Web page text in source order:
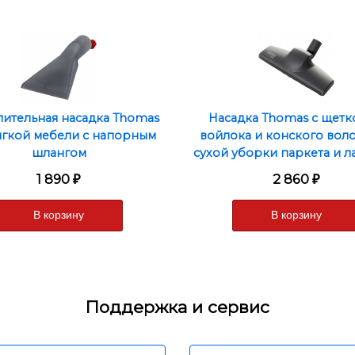
насадка Thomas
мебели с напорным
шлангом
1 890 ₽
Насадка Thomas с
войлока и конского
сухой уборки паркета и
2 860 ₽
Поддержка и сервис